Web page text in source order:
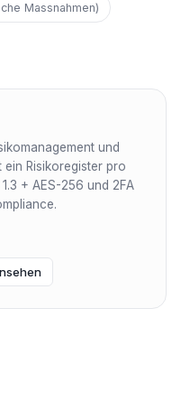
Massnahmen)
und
Risikoregister pro
+ AES-256 und 2FA